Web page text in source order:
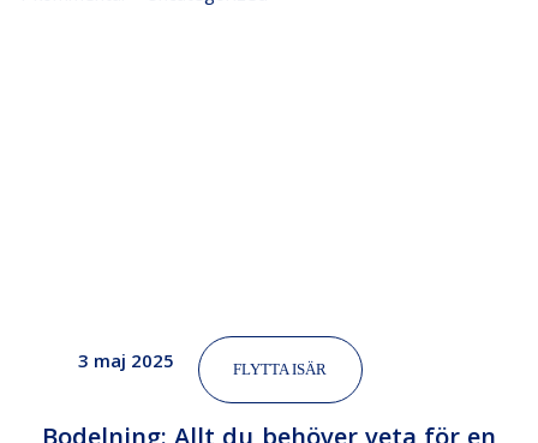
3 maj 2025 FLYTTA ISÄR
Bodelning: Allt du behöver veta för en